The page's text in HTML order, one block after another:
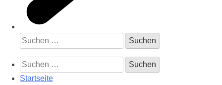
Suchen
nach:
Suchen
nach:
Startseite